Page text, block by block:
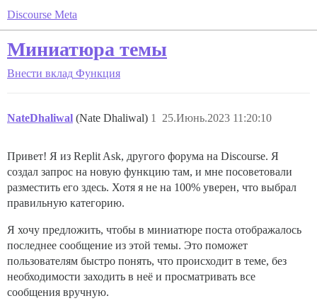
Discourse Meta
Миниатюра темы
Внести вклад Функция
NateDhaliwal (Nate Dhaliwal) 25.Июнь.2023 11:20:10
1
Привет! Я из Replit Ask, другого форума на Discourse. Я
создал запрос на новую функцию там, и мне посоветовали
разместить его здесь. Хотя я не на 100% уверен, что выбрал
правильную категорию.
Я хочу предложить, чтобы в миниатюре поста отображалось
последнее сообщение из этой темы. Это поможет
пользователям быстро понять, что происходит в теме, без
необходимости заходить в неё и просматривать все
сообщения вручную.